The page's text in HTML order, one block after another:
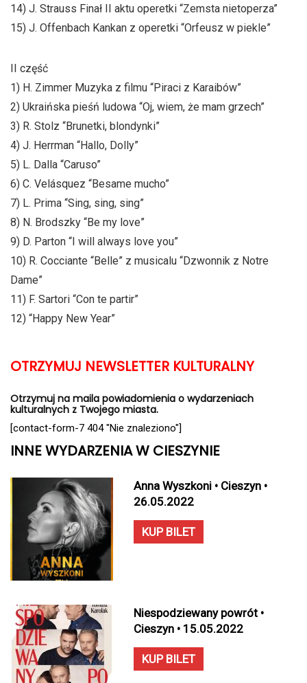
14) J. Strauss Finał II aktu operetki “Zemsta nietoperza”
15) J. Offenbach Kankan z operetki “Orfeusz w piekle”
II część
1) H. Zimmer Muzyka z filmu “Piraci z Karaibów”
2) Ukraińska pieśń ludowa “Oj, wiem, że mam grzech”
3) R. Stolz “Brunetki, blondynki”
4) J. Herrman “Hallo, Dolly”
5) L. Dalla “Caruso”
6) C. Velásquez “Besame mucho”
7) L. Prima “Sing, sing, sing”
8) N. Brodszky “Be my love”
9) D. Parton “I will always love you”
10) R. Cocciante “Belle” z musicalu “Dzwonnik z Notre
Dame”
11) F. Sartori “Con te partir”
12) “Happy New Year”
OTRZYMUJ NEWSLETTER KULTURALNY
Otrzymuj na maila powiadomienia o wydarzeniach
kulturalnych z Twojego miasta.
[contact-form-7 404 "Nie znaleziono"]
INNE WYDARZENIA W CIESZYNIE
Anna Wyszkoni • Cieszyn •
26.05.2022
KUP BILET
Niespodziewany powrót •
Cieszyn • 15.05.2022
KUP BILET